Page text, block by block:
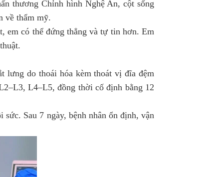
thương Chỉnh hình Nghệ An, cột sống
về thẩm mỹ.
em có thể đứng thẳng và tự tin hơn. Em
lưng do thoái hóa kèm thoát vị đĩa đệm
L4–L5, đồng thời cố định bằng 12
Sau 7 ngày, bệnh nhân ổn định, vận